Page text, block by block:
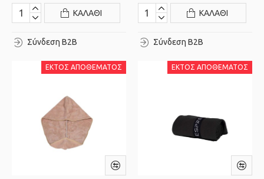
ΚΑΛΆΘΙ
Σύνδεση B2B
ΚΑΛΆΘΙ
Σύνδεση B2B
ΕΚΤΌΣ ΑΠΟΘΈΜΑΤΟΣ ΕΚΤΌΣ ΑΠΟΘΈΜΑΤΟΣ